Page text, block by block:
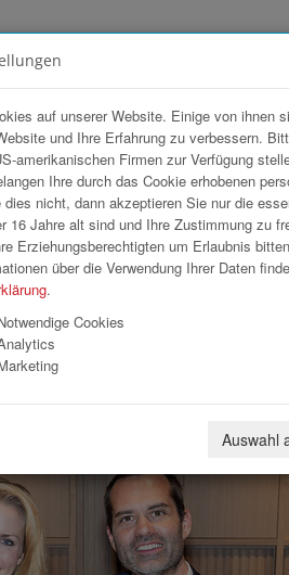
auf unserer Website. Einige von ihnen
und Ihre Erfahrung zu verbessern.
amerikanischen Firmen zur Verfügung
Ihre durch das Cookie erhobenen
nicht, dann akzeptieren Sie nur die
16 Jahre alt sind und Ihre Zustimmung zu
Erziehungsberechtigten um Erlaubnis
über die Verwendung Ihrer Daten
.
Cookies
Auswahl